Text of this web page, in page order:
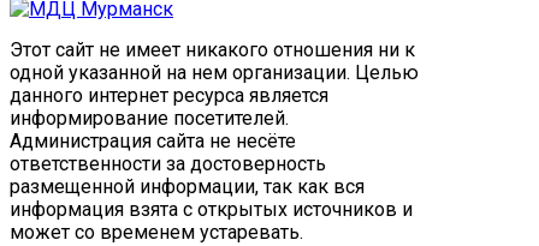
Этот сайт не имеет никакого отношения ни к
одной указанной на нем организации. Целью
данного интернет ресурса является
информирование посетителей.
Администрация сайта не несёте
ответственности за достоверность
размещенной информации, так как вся
информация взята с открытых источников и
может со временем устаревать.